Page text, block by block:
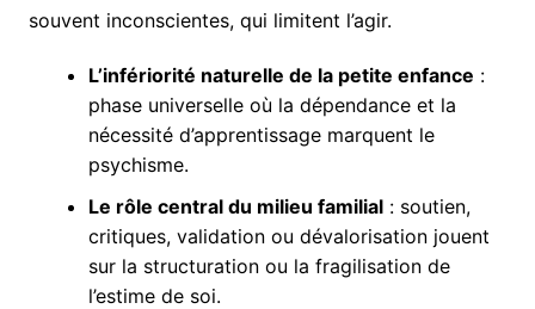
souvent inconscientes, qui limitent l’agir.
L’infériorité naturelle de la petite enfance :
phase universelle où la dépendance et la
nécessité d’apprentissage marquent le
psychisme.
Le rôle central du milieu familial: soutien,
critiques, validation ou dévalorisation jouent
sur la structuration ou la fragilisation de
l’estime de soi.